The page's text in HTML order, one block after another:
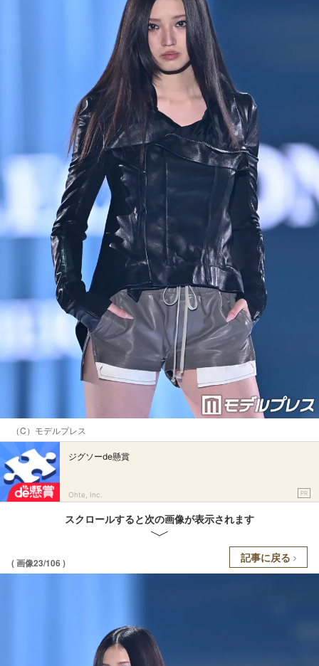
（C）モデルプレス
ジグソーde懸賞
Ohte, Inc. PR
スクロールすると次の画像が表示されます
( 画像23/106 ) 記事に戻る